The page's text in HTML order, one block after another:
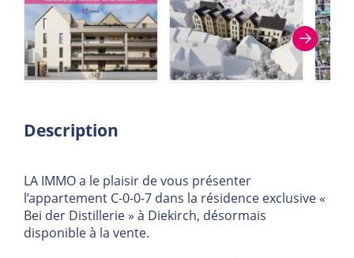
Description
LA IMMO a le plaisir de vous présenter
l’appartement C-0-0-7 dans la résidence exclusive «
Bei der Distillerie » à Diekirch, désormais
disponible à la vente.